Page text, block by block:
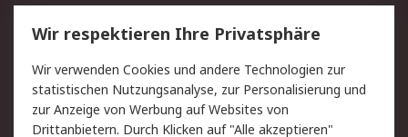
Service
Value Added Services
Lieferlösungen
Rücksendungen
Kontakt
Hilfe
Privatkunden
Wir respektieren Ihre Privatsphäre
Wir verwenden Cookies und andere Technologien zur
statistischen Nutzungsanalyse, zur Personalisierung und
zur Anzeige von Werbung auf Websites von
Drittanbietern. Durch Klicken auf "Alle akzeptieren"